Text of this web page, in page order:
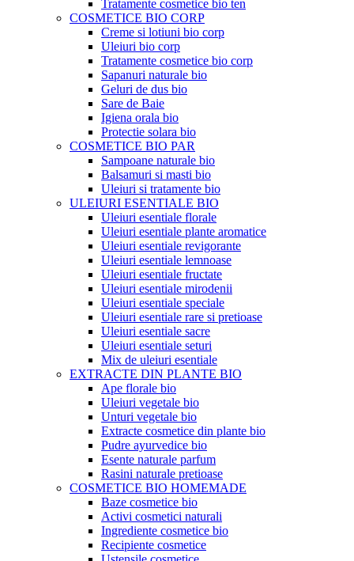
Tratamente cosmetice bio ten
COSMETICE BIO CORP
Creme si lotiuni bio corp
Uleiuri bio corp
Tratamente cosmetice bio corp
Sapanuri naturale bio
Geluri de dus bio
Sare de Baie
Igiena orala bio
Protectie solara bio
COSMETICE BIO PAR
Sampoane naturale bio
Balsamuri si masti bio
Uleiuri si tratamente bio
ULEIURI ESENTIALE BIO
Uleiuri esentiale florale
Uleiuri esentiale plante aromatice
Uleiuri esentiale revigorante
Uleiuri esentiale lemnoase
Uleiuri esentiale fructate
Uleiuri esentiale mirodenii
Uleiuri esentiale speciale
Uleiuri esentiale rare si pretioase
Uleiuri esentiale sacre
Uleiuri esentiale seturi
Mix de uleiuri esentiale
EXTRACTE DIN PLANTE BIO
Ape florale bio
Uleiuri vegetale bio
Unturi vegetale bio
Extracte cosmetice din plante bio
Pudre ayurvedice bio
Esente naturale parfum
Rasini naturale pretioase
COSMETICE BIO HOMEMADE
Baze cosmetice bio
Activi cosmetici naturali
Ingrediente cosmetice bio
Recipiente cosmetice